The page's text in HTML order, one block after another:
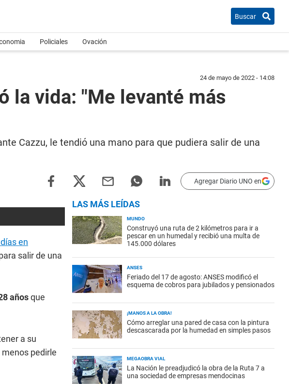
Buscar
Policiales Ovación
24 de mayo de 2022 - 14:08
la vida: "Me levanté más
Cazzu, le tendió una mano para que pudiera salir de una
Agregar Diario UNO en
en
salir de una
añosque
a su
menos pedirle
LAS MÁS LEÍDAS
MUNDO
Construyó una ruta de 2 kilómetros para ir a
pescar en un humedal y recibió una multa de
145.000 dólares
ANSES
Feriado del 17 de agosto: ANSES modificó el
esquema de cobros para jubilados y pensionados
¡MANOS A LA OBRA!
Cómo arreglar una pared de casa con la pintura
descascarada por la humedad en simples pasos
MEGAOBRA VIAL
La Nación le preadjudicó la obra de la Ruta 7 a
una sociedad de empresas mendocinas